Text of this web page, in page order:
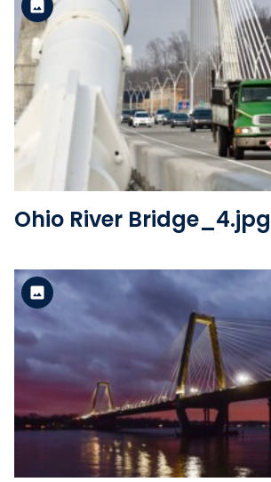
Voir le fichier
Version
Ohio River Bridge_4.jpg
Voir le fichier
Version standard